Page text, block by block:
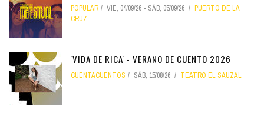
POPULAR VIE, 04/09/26 - SÁB, 05/09/26
PUERTO DE LA
CRUZ
'VIDA DE RICA' - VERANO DE CUENTO 2026
CUENTACUENTOS SÁB, 15/08/26 TEATRO EL SAUZAL